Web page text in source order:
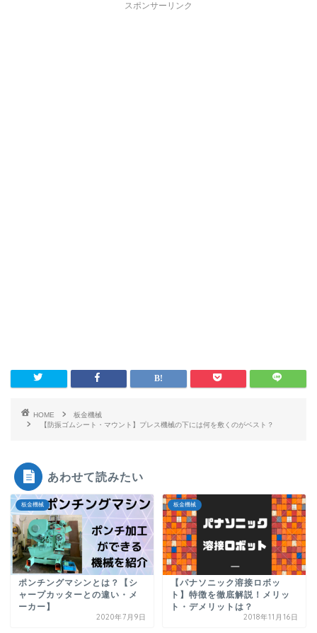
スポンサーリンク
HOME
板金機械
【防振ゴムシート・マウント】プレス機械の下には何を敷くのがベスト？
あわせて読みたい
板金機械
ポンチングマシンとは？【シ
ャープカッターとの違い・メ
ーカー】
2020年7月9日
板金機械
【パナソニック溶接ロボッ
ト】特徴を徹底解説！メリッ
ト・デメリットは？
2018年11月16日